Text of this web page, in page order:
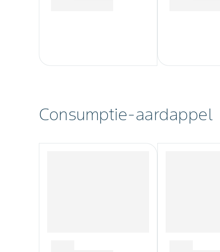
Consumptie-aardappel